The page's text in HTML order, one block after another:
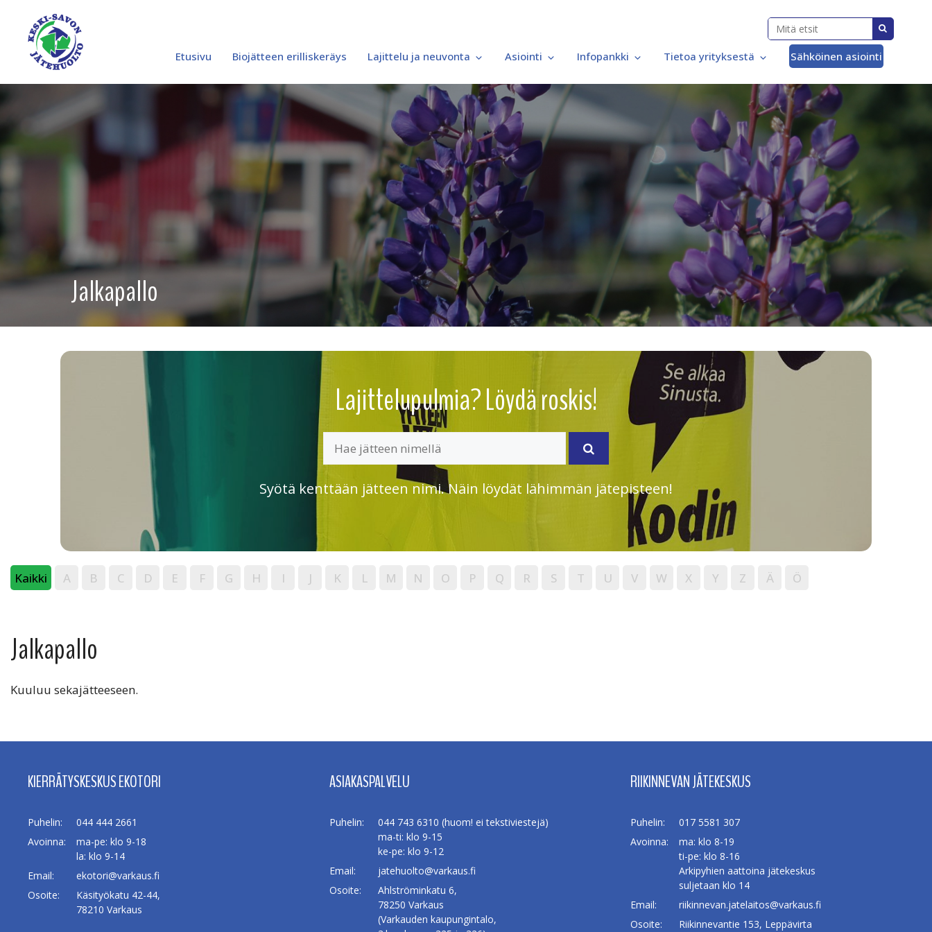
sisältöön
Etusivu Biojätteen erilliskeräys Lajittelu ja neuvonta Asiointi Infopankki Tietoa yrityksestä Sähköinen asiointi
Jalkapallo
Lajittelupulmia? Löydä roskis!
Syötä kenttään jätteen nimi. Näin löydät lähimmän jätepisteen!
Kaikki A B C D E F G H I J K L M N O P Q R S T U V W X Y Z Ä Ö
Jalkapallo
Kuuluu sekajätteeseen.
KIERRÄTYSKESKUS EKOTORI
Puhelin:
044 444 2661
Avoinna:
ma-pe: klo 9-18
la: klo 9-14
Email:
ekotori@varkaus.fi
Osoite:
Käsityökatu 42-44,
78210 Varkaus
ASIAKASPALVELU
Puhelin:
044 743 6310 (huom! ei tekstiviestejä)
ma-ti: klo 9-15
ke-pe: klo 9-12
Email:
jatehuolto@varkaus.fi
Osoite:
Ahlströminkatu 6,
78250 Varkaus
(Varkauden kaupungintalo,
RIIKINNEVAN JÄTEKESKUS
Puhelin:
017 5581 307
Avoinna:
ma: klo 8-19
ti-pe: klo 8-16
Arkipyhien aattoina jätekeskus
suljetaan klo 14
Email:
riikinnevan.jatelaitos@varkaus.fi
Osoite:
Riikinnevantie 153, Leppävirta